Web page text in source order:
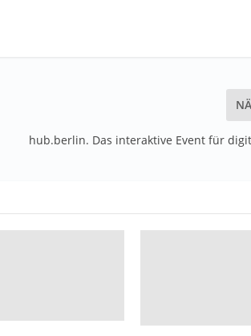
hub.berlin. Das interaktive Event für